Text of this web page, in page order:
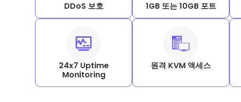
DDoS 보호 1GB 또는 10GB 포트
24x7 Uptime
Monitoring
원격 KVM 액세스